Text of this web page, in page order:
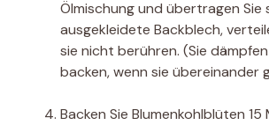
Ölmischung und übertragen Sie
ausgekleidete Backblech,
sie nicht berühren. (Sie
backen, wenn sie übereinander
Backen Sie Blumenkohlblüten 15